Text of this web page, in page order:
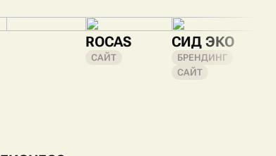
ROCAS
САЙТ
СИД ЭКО
БРЕНДИНГ
САЙТ